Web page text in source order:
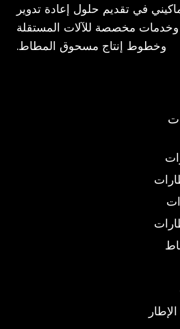
في تقديم حلول إعادة تدوير
وخدمات مخصصة للآلات المستقلة
وخطوط إنتاج مسحوق المطاط.